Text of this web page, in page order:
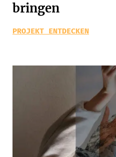
bringen
PROJEKT ENTDECKEN